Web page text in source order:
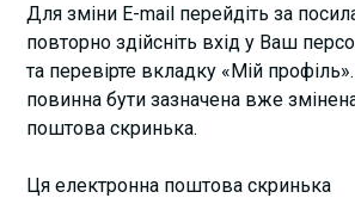
Для зміни E-mail перейдіть за
повторно здійсніть вхід у Ваш
та перевірте вкладку «Мій
повинна бути зазначена вже
поштова скринька.
Ця електронна поштова скринька